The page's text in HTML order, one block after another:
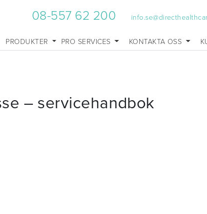
08-557 62 200
PRODUKTER PRO SERVICES KONTAKTA OSS
– servicehandbok